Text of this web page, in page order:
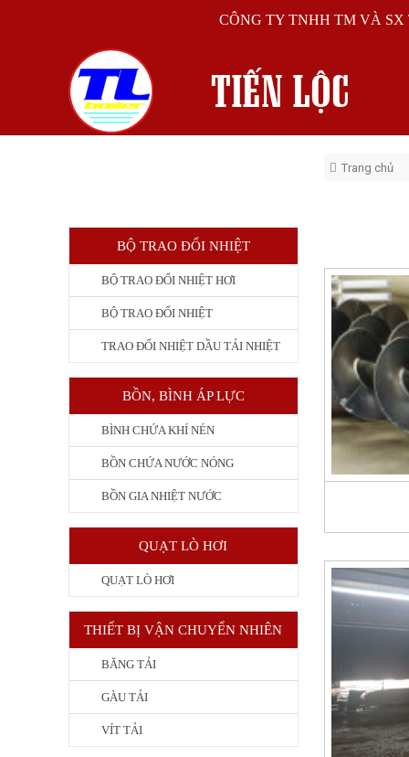
CÔNG TY TNHH TM VÀ SX
Trang chủ
BỘ TRAO ĐỔI NHIỆT
BỘ TRAO ĐỔI NHIỆT HƠI
BỘ TRAO ĐỔI NHIỆT
TRAO ĐỔI NHIỆT DẦU TẢI NHIỆT
BỒN, BÌNH ÁP LỰC
BÌNH CHỨA KHÍ NÉN
BỒN CHỨA NƯỚC NÓNG
BỒN GIA NHIỆT NƯỚC
QUẠT LÒ HƠI
QUẠT LÒ HƠI
THIẾT BỊ VẬN CHUYỂN NHIÊN
BĂNG TẢI
GÀU TẢI
VÍT TẢI